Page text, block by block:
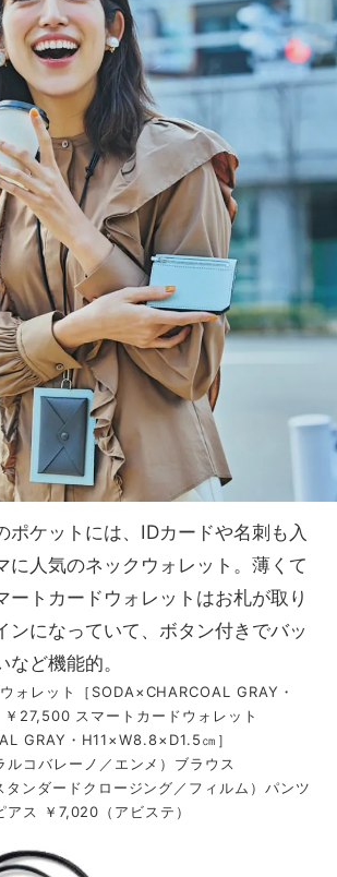
ポケットには、IDカードや名刺も入
に人気のネックウォレット。薄くて
ートカードウォレットはお札が取り
ンになっていて、ボタン付きでバッ
ど機能的。
ォレット［SODA×CHARCOAL GRAY・
27,500 スマートカードウォレット
GRAY・H11×W8.8×D1.5㎝］
コバレーノ／エンメ）ブラウス
ンダードクロージング／フィルム）パンツ
ス ￥7,020（アビステ）